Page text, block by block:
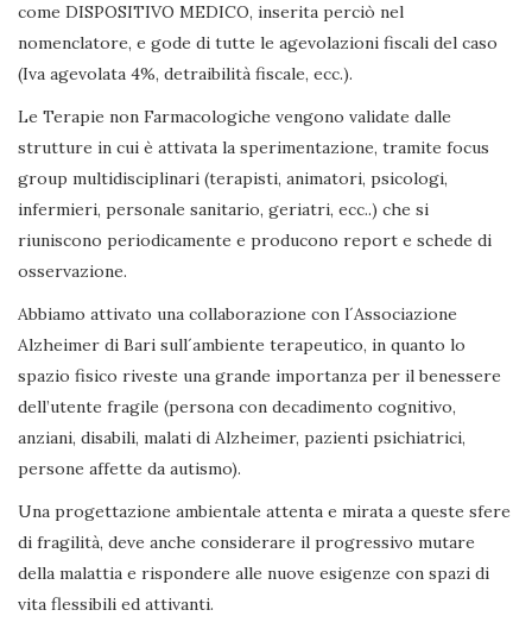
come DISPOSITIVO MEDICO, inserita perciò nel
nomenclatore, e gode di tutte le agevolazioni fiscali del caso
(Iva agevolata 4%, detraibilità fiscale, ecc.).
Le Terapie non Farmacologiche vengono validate dalle
strutture in cui è attivata la sperimentazione, tramite focus
group multidisciplinari (terapisti, animatori, psicologi,
infermieri, personale sanitario, geriatri, ecc..) che si
riuniscono periodicamente e producono report e schede di
osservazione.
Abbiamo attivato una collaborazione con l´Associazione
Alzheimer di Bari sull´ambiente terapeutico, in quanto lo
spazio fisico riveste una grande importanza per il benessere
dell’utente fragile (persona con decadimento cognitivo,
anziani, disabili, malati di Alzheimer, pazienti psichiatrici,
persone affette da autismo).
Una progettazione ambientale attenta e mirata a queste sfere
di fragilità, deve anche considerare il progressivo mutare
della malattia e rispondere alle nuove esigenze con spazi di
vita flessibili ed attivanti.